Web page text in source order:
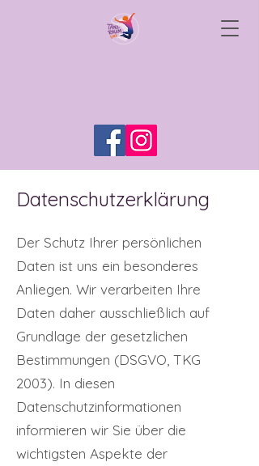
Datenschutzerklärung
Der Schutz Ihrer persönlichen
Daten ist uns ein besonderes
Anliegen. Wir verarbeiten Ihre
Daten daher ausschließlich auf
Grundlage der gesetzlichen
Bestimmungen (DSGVO, TKG
2003). In diesen
Datenschutzinformationen
informieren wir Sie über die
wichtigsten Aspekte der